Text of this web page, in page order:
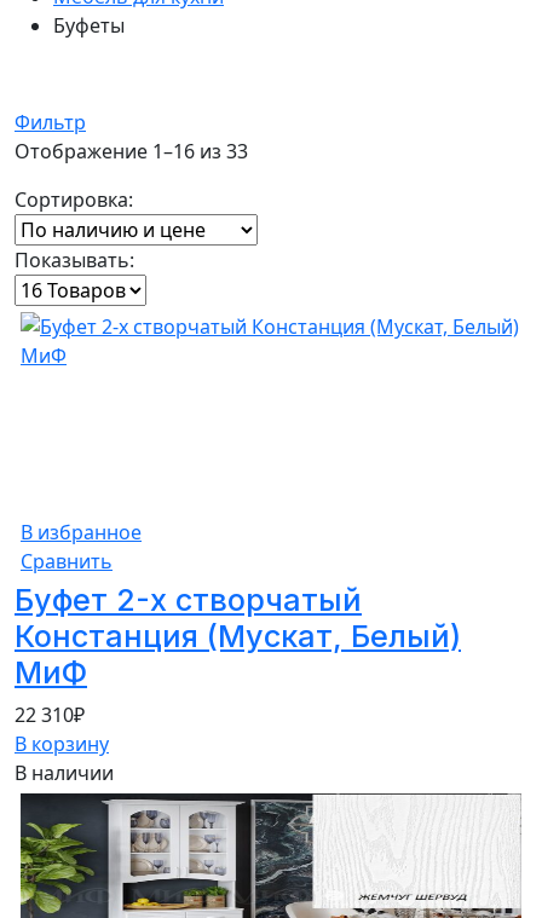
Буфеты
Фильтр
Отображение 1–16 из 33
Сортировка:
Показывать:
В избранное
Сравнить
Буфет 2-х створчатый
Констанция (Мускат, Белый)
МиФ
22 310₽
В корзину
В наличии